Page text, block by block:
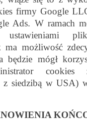
firmy Google
Ads. W ramach
ustawieniami
możliwość
będzie mógł
cookies
z siedzibą w USA)